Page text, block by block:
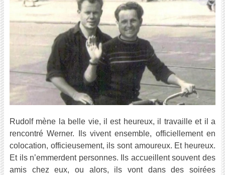
Rudolf mène la belle vie, il est heureux, il travaille et il a
rencontré Werner. Ils vivent ensemble, officiellement en
colocation, officieusement, ils sont amoureux. Et heureux.
Et ils n’emmerdent personnes. Ils accueillent souvent des
amis chez eux, ou alors, ils vont dans des soirées